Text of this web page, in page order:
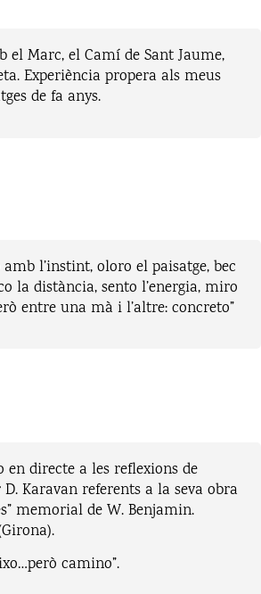
el Marc, el Camí de Sant Jaume,
Experiència propera als meus
de fa anys.
amb l’instint, oloro el paisatge, bec
la distància, sento l’energia, miro
entre una mà i l’altre: concreto”
en directe a les reflexions de
D. Karavan referents a la seva obra
memorial de W. Benjamin.
camino”.